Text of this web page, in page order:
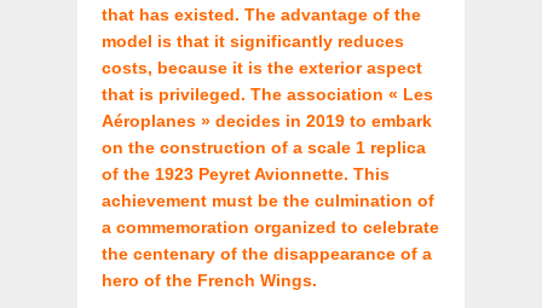
that has existed. The advantage of the
model is that it significantly reduces
costs, because it is the exterior aspect
that is privileged. The association « Les
Aéroplanes » decides in 2019 to embark
on the construction of a scale 1 replica
of the 1923 Peyret Avionnette. This
achievement must be the culmination of
a commemoration organized to celebrate
the centenary of the disappearance of a
hero of the French Wings.